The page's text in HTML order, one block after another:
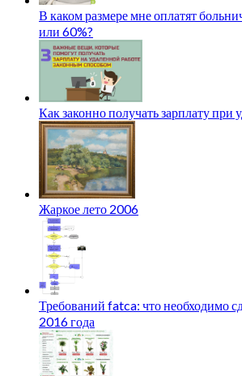
В каком размере мне оплатят
или 60%?
Как законно получать зарплату при
Жаркое лето 2006
Требований fatca: что необходимо
2016 года